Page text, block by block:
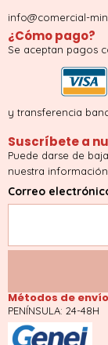
info@comercial-
¿Cómo pago?
Se aceptan pagos
y transferencia
Suscríbete a
Puede darse de
nuestra
Correo
Métodos de envío
PENÍNSULA: 24-48H